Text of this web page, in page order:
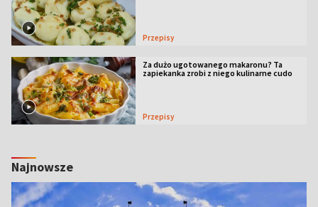
Przepisy
Za dużo ugotowanego makaronu? Ta
zapiekanka zrobi z niego kulinarne cudo
Przepisy
Najnowsze